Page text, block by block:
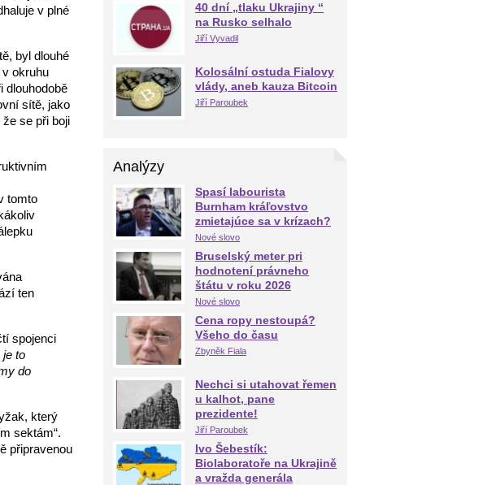
v plné
byl dlouhé
okruhu
dlouhodobě
sítě, jako
se při boji
tomto
ten
spojenci
je to
do
který
sektám“.
připravenou
40 dní „tlaku Ukrajiny “
na Rusko selhalo
Jiří Vyvadil
Kolosální ostuda Fialovy
vlády, aneb kauza Bitcoin
Jiří Paroubek
Analýzy
Spasí labourista
Burnham kráľovstvo
zmietajúce sa v krízach?
Nové slovo
Bruselský meter pri
hodnotení právneho
štátu v roku 2026
Nové slovo
Cena ropy nestoupá?
Všeho do času
Zbyněk Fiala
Nechci si utahovat řemen
u kalhot, pane
prezidente!
Jiří Paroubek
Ivo Šebestík:
Biolaboratoře na Ukrajině
a vražda generála